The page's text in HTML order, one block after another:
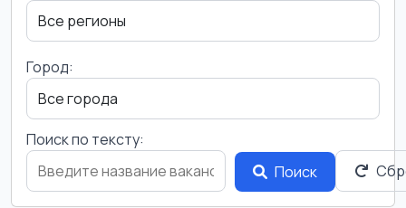
Город:
Поиск по тексту:
Поиск